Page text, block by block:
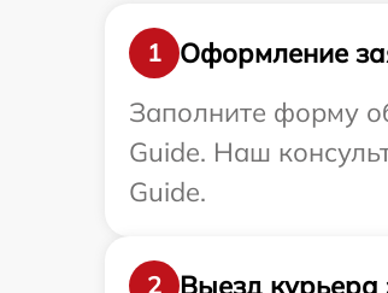
1
Оформление
Заполните форму
Guide. Наш
Guide.
2
Выезд курьера